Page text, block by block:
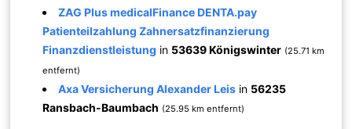
ZAG Plus medicalFinance DENTA.pay
Patienteilzahlung Zahnersatzfinanzierung
Finanzdienstleistung in 53639 Königswinter (25.71 km
entfernt)
Axa Versicherung Alexander Leis in 56235
Ransbach-Baumbach (25.95 km entfernt)